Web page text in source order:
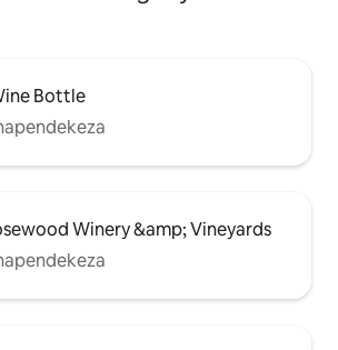
Bottle
Winery &amp; Vineyards